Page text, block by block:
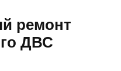
ремонт
ДВС